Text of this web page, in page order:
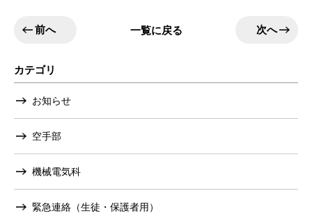
前へ 一覧に戻る 次へ
カテゴリ
お知らせ
空手部
機械電気科
緊急連絡（生徒・保護者用）